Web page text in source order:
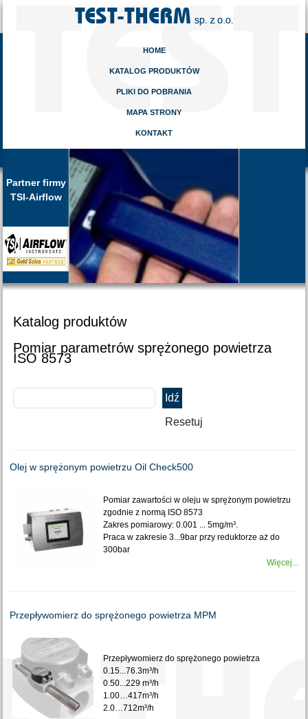
HOME
KATALOG PRODUKTÓW
PLIKI DO POBRANIA
MAPA STRONY
KONTAKT
Partner firmy
TSI-Airflow
Katalog produktów
Pomiar parametrów sprężonego powietrza
ISO 8573
Olej w sprężonym powietrzu Oil Check500
Pomiar zawartości w oleju w sprężonym powietrzu
zgodnie z normą ISO 8573
Zakres pomiarowy: 0.001 ... 5mg/m³.
Praca w zakresie 3...9bar przy reduktorze aż do
300bar
Więcej...
Przepływomierz do sprężonego powietrza MPM
Przepływomierz do sprężonego powietrza
0.15...76.3m³/h
0.50...229 m³/h
1.00…417m³/h
2.0…712m³/h